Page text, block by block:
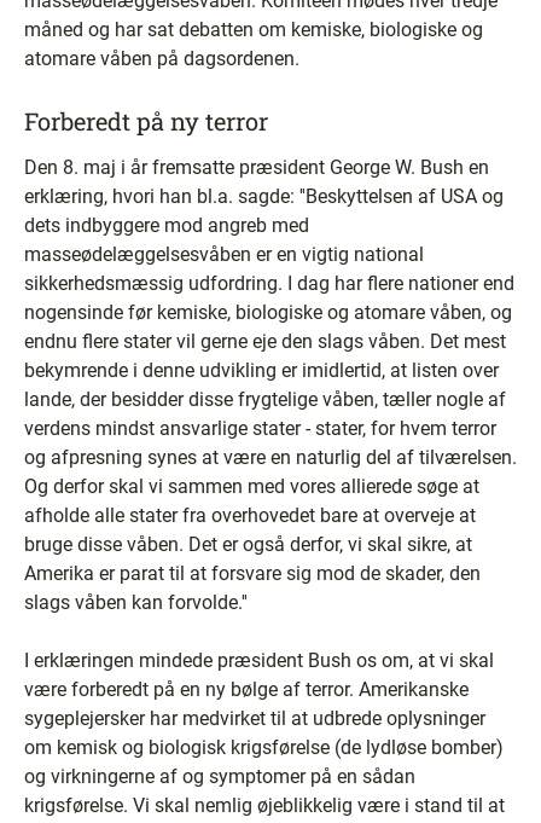
måned og har sat debatten om kemiske, biologiske og
atomare våben på dagsordenen.
Forberedt på ny terror
Den 8. maj i år fremsatte præsident George W. Bush en
erklæring, hvori han bl.a. sagde: ''Beskyttelsen af USA og
dets indbyggere mod angreb med
masseødelæggelsesvåben er en vigtig national
sikkerhedsmæssig udfordring. I dag har flere nationer end
nogensinde før kemiske, biologiske og atomare våben, og
endnu flere stater vil gerne eje den slags våben. Det mest
bekymrende i denne udvikling er imidlertid, at listen over
lande, der besidder disse frygtelige våben, tæller nogle af
verdens mindst ansvarlige stater - stater, for hvem terror
og afpresning synes at være en naturlig del af tilværelsen.
Og derfor skal vi sammen med vores allierede søge at
afholde alle stater fra overhovedet bare at overveje at
bruge disse våben. Det er også derfor, vi skal sikre, at
Amerika er parat til at forsvare sig mod de skader, den
slags våben kan forvolde.''
I erklæringen mindede præsident Bush os om, at vi skal
være forberedt på en ny bølge af terror. Amerikanske
sygeplejersker har medvirket til at udbrede oplysninger
om kemisk og biologisk krigsførelse (de lydløse bomber)
og virkningerne af og symptomer på en sådan
krigsførelse. Vi skal nemlig øjeblikkelig være i stand til at